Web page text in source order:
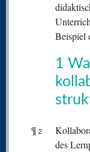
Beispiel
1
¶ 2
des